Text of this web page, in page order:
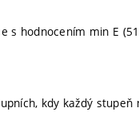
s hodnocením min E
kdy každý